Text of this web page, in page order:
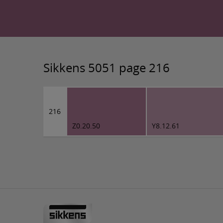
Sikkens 5051 page 216
216
Z0.20.50
Y8.12.61